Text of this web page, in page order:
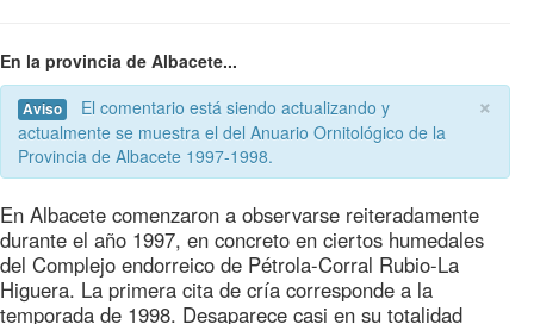
En la provincia de Albacete...
×
Aviso
actualmente se muestra el del Anuario Ornitológico de la
Provincia de Albacete 1997-1998.
En Albacete comenzaron a observarse reiteradamente
durante el año 1997, en concreto en ciertos humedales
del Complejo endorreico de Pétrola-Corral Rubio-La
Higuera. La primera cita de cría corresponde a la
temporada de 1998. Desaparece casi en su totalidad